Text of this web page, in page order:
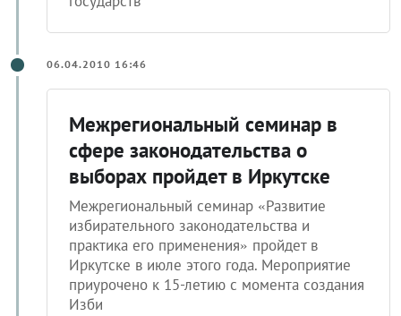
06.04.2010 16:46
Межрегиональный семинар в
сфере законодательства о
выборах пройдет в Иркутске
Межрегиональный семинар «Развитие
избирательного законодательства и
практика его применения» пройдет в
Иркутске в июле этого года. Мероприятие
приурочено к 15-летию с момента создания
Изби